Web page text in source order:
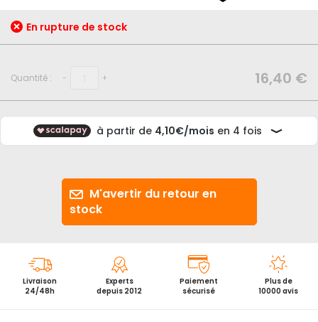
de
la
En rupture de stock
Quantité : - + 16,40 €
M'avertir du retour en
stock
Livraison
24/48h
Experts
depuis 2012
Paiement
sécurisé
Plus de
10000 avis